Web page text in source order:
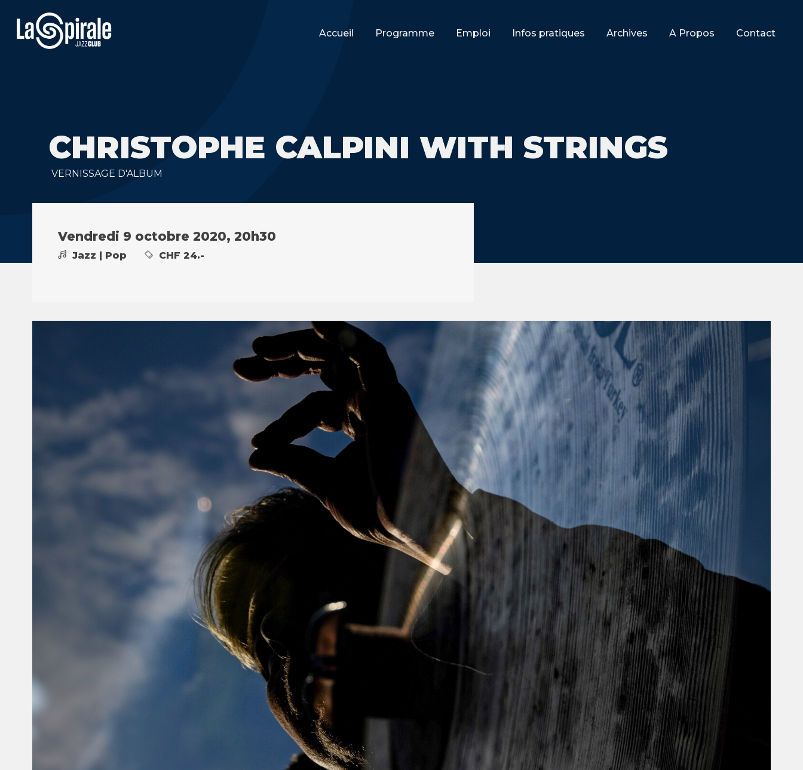
Accueil Programme Emploi Infos pratiques Archives A Propos Contact
CHRISTOPHE CALPINI WITH STRINGS
VERNISSAGE D'ALBUM
Vendredi 9 octobre 2020, 20h30
Jazz | Pop CHF 24.-